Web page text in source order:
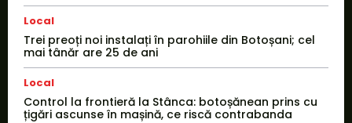
Local
Trei preoți noi instalați în parohiile din Botoșani; cel
mai tânăr are 25 de ani
Local
Control la frontieră la Stânca: botoșănean prins cu
țigări ascunse în mașină, ce riscă contrabanda